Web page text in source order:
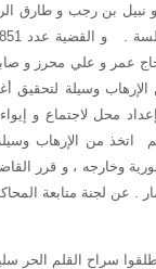
بن رجب و طارق
عمر و علي محرز و
وسيلة
محل لاجتماع و
اتخذ من الإرهاب
وخارجه ، و قرر
. عن لجنة متابعة
سراح القلم الحر